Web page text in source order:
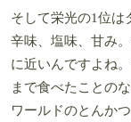
そして栄光の1位は
辛味、塩味、甘み
に近いんですよね
まで食べたことの
ワールドのとんか